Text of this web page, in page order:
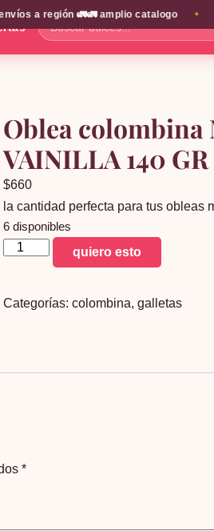
a región 🚛🚛 amplio catalogo ✦ 🎉
Buscar
dulces...
Oblea colombina
VAINILLA 140 GR
$660
la cantidad perfecta para tus obleas
6 disponibles
Oblea
colombina
WAFER
quiero esto
Categorías: colombina, galletas
*